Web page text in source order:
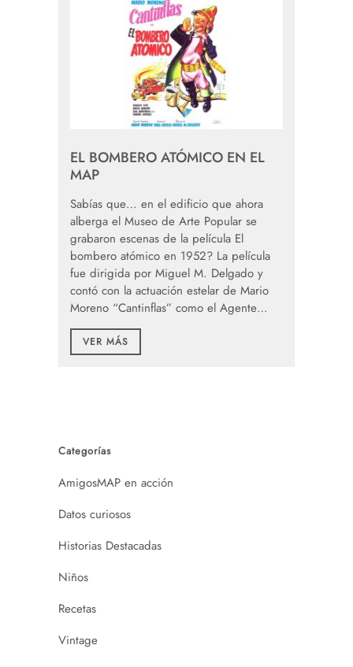
EL BOMBERO ATÓMICO EN EL
MAP
Sabías que… en el edificio que ahora
alberga el Museo de Arte Popular se
grabaron escenas de la película El
bombero atómico en 1952? La película
fue dirigida por Miguel M. Delgado y
contó con la actuación estelar de Mario
Moreno “Cantinflas” como el Agente…
VER MÁS
Categorías
AmigosMAP en acción
Datos curiosos
Historias Destacadas
Niños
Recetas
Vintage